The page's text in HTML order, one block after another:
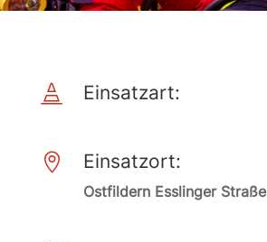
 Einsatzart:
 Einsatzort:
Ostfildern Esslinger Straße